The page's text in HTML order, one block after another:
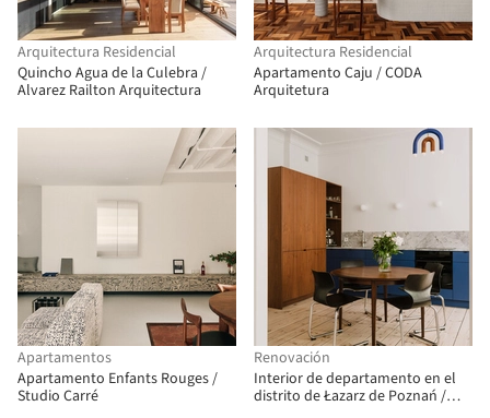
Arquitectura Residencial
Quincho Agua de la Culebra /
Alvarez Railton Arquitectura
Arquitectura Residencial
Apartamento Caju / CODA
Arquitetura
Apartamentos
Apartamento Enfants Rouges /
Studio Carré
Renovación
Interior de departamento en el
distrito de Łazarz de Poznań /